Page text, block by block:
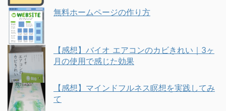
無料ホームページの作り方
【感想】バイオ エアコンのカビきれい｜3ヶ
月の使用で感じた効果
【感想】マインドフルネス瞑想を実践してみ
て